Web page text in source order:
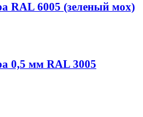
RAL 6005 (зеленый мох)
0,5 мм RAL 3005